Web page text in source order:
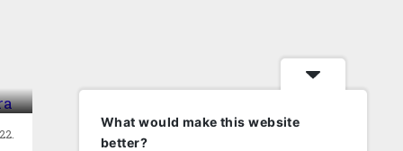
What would make this website
better?